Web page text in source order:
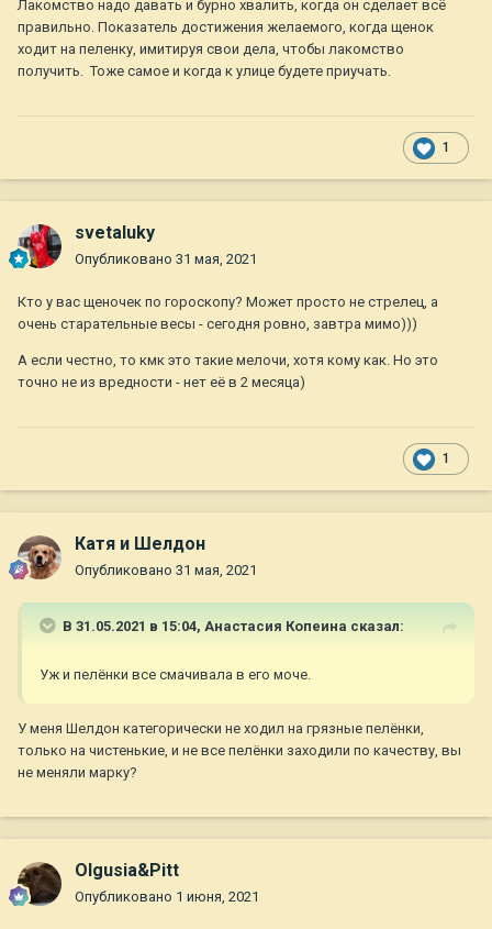
Лакомство надо давать и бурно хвалить, когда он сделает всё
правильно. Показатель достижения желаемого, когда щенок
ходит на пеленку, имитируя свои дела, чтобы лакомство
получить. Тоже самое и когда к улице будете приучать.
1
svetaluky
Опубликовано 31 мая, 2021
Кто у вас щеночек по гороскопу? Может просто не стрелец, а
очень старательные весы - сегодня ровно, завтра мимо)))
А если честно, то кмк это такие мелочи, хотя кому как. Но это
точно не из вредности - нет её в 2 месяца)
1
Катя и Шелдон
Опубликовано 31 мая, 2021
В 31.05.2021 в 15:04, Анастасия Копеина сказал:
Уж и пелёнки все смачивала в его моче.
У меня Шелдон категорически не ходил на грязные пелёнки,
только на чистенькие, и не все пелёнки заходили по качеству, вы
не меняли марку?
Olgusia&Pitt
Опубликовано 1 июня, 2021